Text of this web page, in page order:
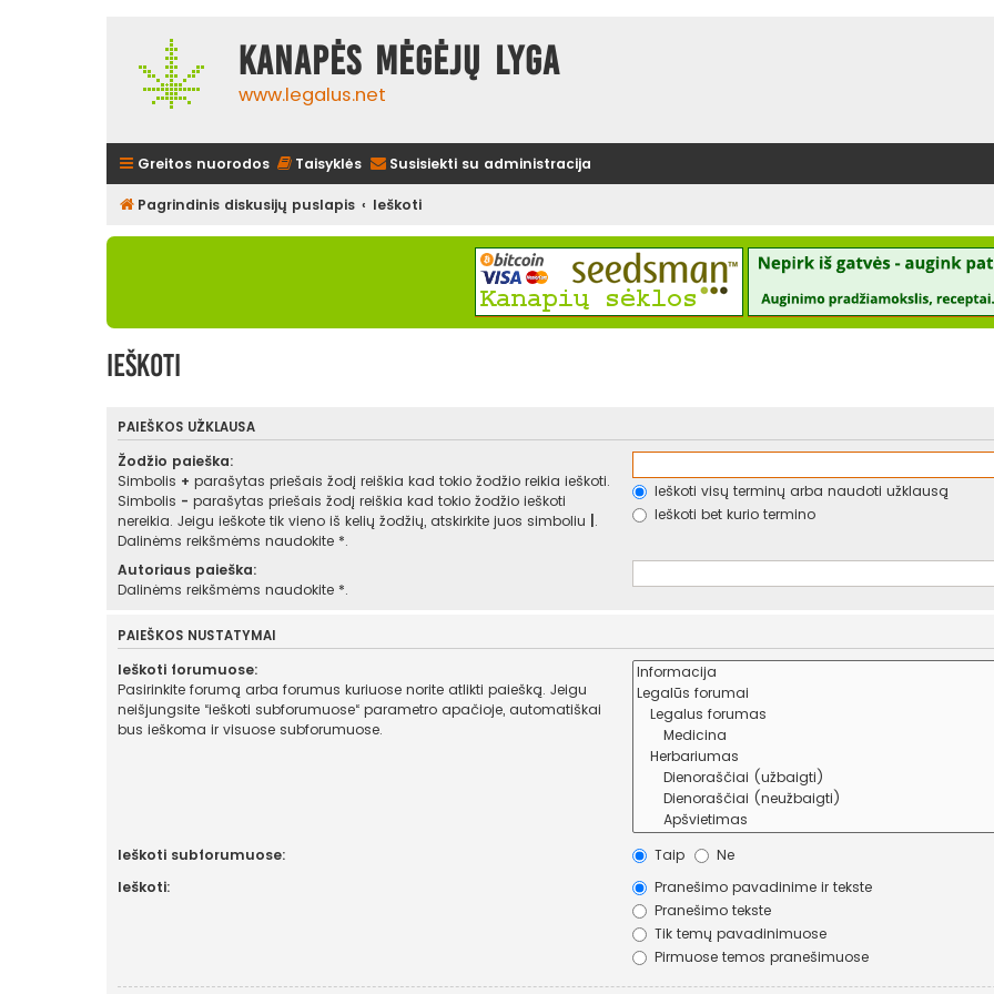
Kanapės mėgėjų lyga
www.legalus.net
Greitos nuorodos Taisyklės Susisiekti su administracija
Pagrindinis diskusijų puslapis Ieškoti
Ieškoti
PAIEŠKOS UŽKLAUSA
Žodžio paieška:
Simbolis + parašytas priešais žodį reiškia kad tokio žodžio reikia ieškoti.
Simbolis - parašytas priešais žodį reiškia kad tokio žodžio ieškoti
nereikia. Jeigu ieškote tik vieno iš kelių žodžių, atskirkite juos simboliu .
Dalinėms reikšmėms naudokite *.
Ieškoti visų terminų arba naudoti užklausą
Ieškoti bet kurio termino
Autoriaus paieška:
Dalinėms reikšmėms naudokite *.
PAIEŠKOS NUSTATYMAI
Ieškoti forumuose:
Pasirinkite forumą arba forumus kuriuose norite atlikti paiešką. Jeigu
neišjungsite “ieškoti subforumuose“ parametro apačioje, automatiškai
bus ieškoma ir visuose subforumuose.
Ieškoti subforumuose: Taip
Ne
Ieškoti:
Pranešimo pavadinime ir tekste
Pranešimo tekste
Tik temų pavadinimuose
Pirmuose temos pranešimuose